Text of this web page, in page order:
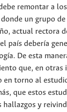
remontar a
un grupo
actual rectora
país debería
De esta
que, en otras
en torno al
que estos
hallazgos y